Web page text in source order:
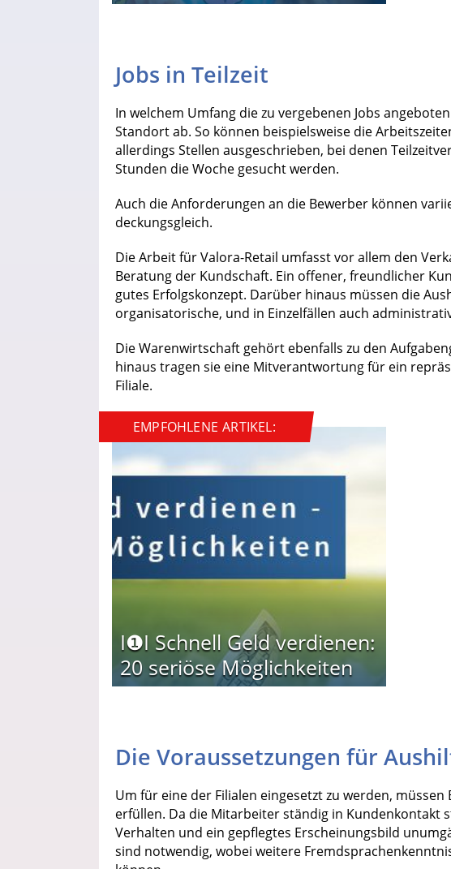
Jobs in Teilzeit
In welchem Umfang die zu vergebenen Jobs
Standort ab. So können beispielsweise die
allerdings Stellen ausgeschrieben, bei denen
Stunden die Woche gesucht werden.
Auch die Anforderungen an die Bewerber können
deckungsgleich.
Die Arbeit für Valora-Retail umfasst vor allem den
Beratung der Kundschaft. Ein offener, freundlicher
gutes Erfolgskonzept. Darüber hinaus müssen die
organisatorische, und in Einzelfällen auch
Die Warenwirtschaft gehört ebenfalls zu den
hinaus tragen sie eine Mitverantwortung für ein
Filiale.
EMPFOHLENE ARTIKEL:
I❶I Schnell Geld verdienen:
20 seriöse Möglichkeiten
Die Voraussetzungen für
Um für eine der Filialen eingesetzt zu werden, müssen
erfüllen. Da die Mitarbeiter ständig in Kundenkontakt
Verhalten und ein gepflegtes Erscheinungsbild
sind notwendig, wobei weitere